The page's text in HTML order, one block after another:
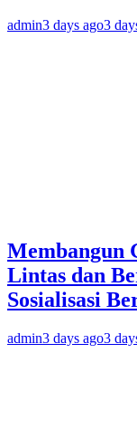
admin3 days ago3
Membangun
Lintas dan
Sosialisasi
admin3 days ago3